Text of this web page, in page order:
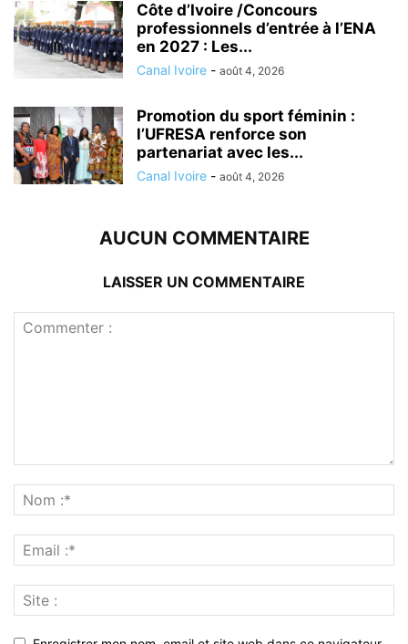
Côte d’Ivoire /Concours
professionnels d’entrée à l’ENA
en 2027 : Les...
Canal Ivoire - août 4, 2026
Promotion du sport féminin :
l’UFRESA renforce son
partenariat avec les...
Canal Ivoire - août 4, 2026
AUCUN COMMENTAIRE
LAISSER UN COMMENTAIRE